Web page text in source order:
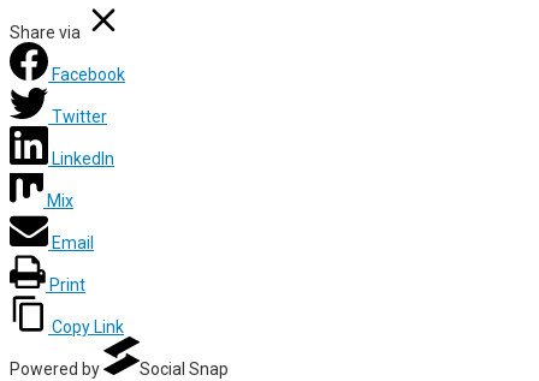
Share via
Facebook
Twitter
LinkedIn
Mix
Email
Print
Copy Link
Powered by Social Snap